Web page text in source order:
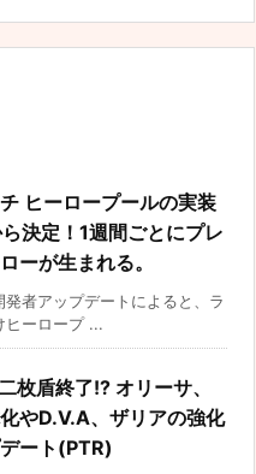
ヒーロープールの実装
決定！1週間ごとにプレ
ーが生まれる。
者アップデートによると、ラ
ヒーロープ ...
枚盾終了!? オリーサ、
やD.V.A、ザリアの強化
ート(PTR)